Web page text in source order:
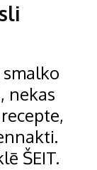
nekas
ŠEIT.